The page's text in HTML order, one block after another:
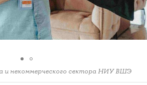
и некоммерческого сектора НИУ ВШЭ